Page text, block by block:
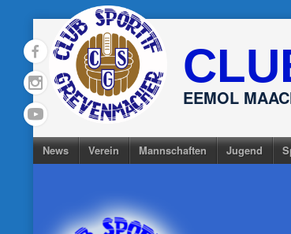
to
content
EEMOL
News Verein Mannschaften Jugend